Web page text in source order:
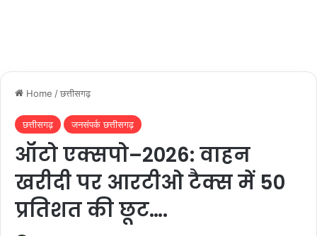
Home /छत्तीसगढ़
छत्तीसगढ़ जनसंपर्क छत्तीसगढ़
ऑटो एक्सपो–2026: वाहन
खरीदी पर आरटीओ टैक्स में 50
प्रतिशत की छूट….